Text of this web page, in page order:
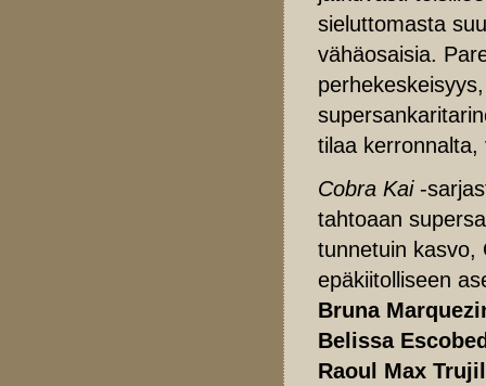
sieluttomasta
vähäosaisia.
tilaa
Cobra Kai-
tahtoaan
tunnetuin kasvo,
epäkiitolliseen
Bruna
Belissa
Raoul Max